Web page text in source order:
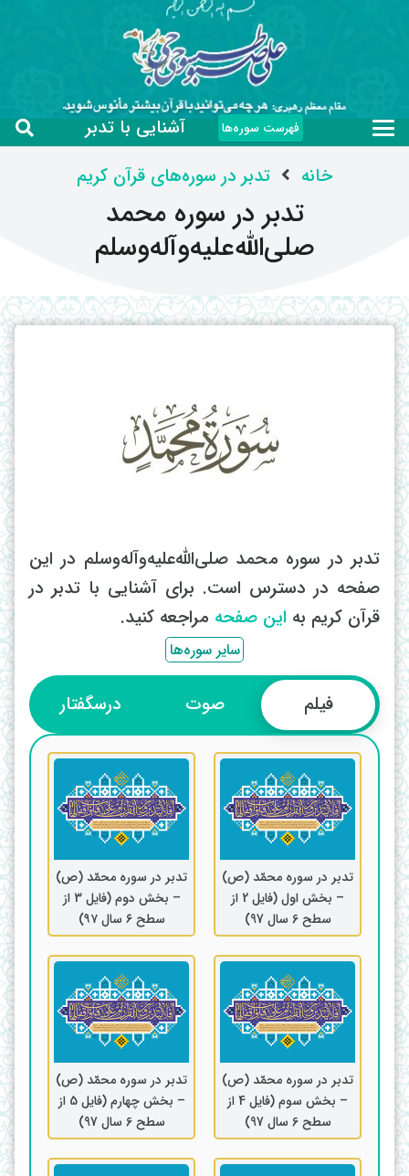
فهرست سوره‌ها
آشنایی با تدبر
خانه
تدبر در سوره‌های قرآن کریم
تدبر در سوره محمد
صلی‌الله‌علیه‌وآله‌وسلم
تدبر در سوره محمد صلی‌الله‌علیه‌وآله‌وسلم در این
صفحه در دسترس است. برای آشنایی با تدبر در
قرآن کریم به این صفحه مراجعه کنید.
سایر سوره‌ها
فیلم صوت درسگفتار
تدبر در سوره محمّد (ص)
– بخش اول (فایل 2 از
سطح 6 سال 97)
تدبر در سوره محمّد (ص)
– بخش دوم (فایل 3 از
سطح ۶ سال ۹۷)
تدبر در سوره محمّد (ص)
– بخش سوم (فایل 4 از
سطح 6 سال 97)
تدبر در سوره محمّد (ص)
– بخش چهارم (فایل 5 از
سطح 6 سال 97)